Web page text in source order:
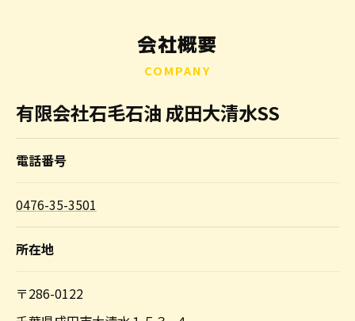
会社概要
COMPANY
有限会社石毛石油 成田大清水SS
電話番号
0476-35-3501
所在地
〒286-0122